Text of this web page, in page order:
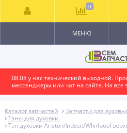
08.08 у нас технический выходной.
мессенджеры или чат на сайте. На все
МЕНЮ
Каталог запчастей
Запчасти для
Тэны для духовки
Тэн духовки Ariston/Indesit/Whirlpool
0